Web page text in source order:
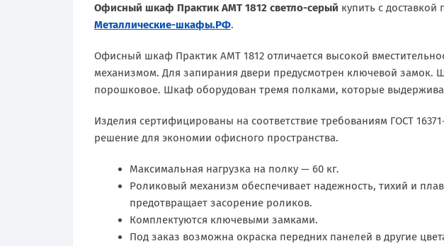
Офисный шкаф Практик AMT 1812 светло-серый купить с
Металлические-шкафы.РФ.
Офисный шкаф Практик AMT 1812 отличается высокой
механизмом. Для запирания двери предусмотрен ключевой замок.
порошковое. Шкаф оборудован тремя полками, которые
Изделия сертифицированы на соответствие требованиям ГОСТ
решение для экономии офисного пространства.
Максимальная нагрузка на полку — 60 кг.
Роликовый механизм обеспечивает надежность, тихий и
предотвращает засорение роликов.
Комплектуются ключевыми замками.
Под заказ возможна окраска передних панелей в другие